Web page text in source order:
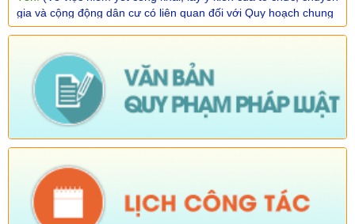
Ngày ban hành: (25/02/2026)
Số:Số: 01/2026/QĐ-UBND
(QUYẾT ĐỊNH Quyết định bãi bỏ Quyết định số
01/2025/QĐ-UBND ngày 01 tháng 07 năm 2025 của Ủy ban
nhân dân xã ban hành quy chế làm việc của Ủy ban nhân dân
xã Dào San, nhiệm kỳ 2021-2026)
Ngày ban hành: (06/02/2026) - Ngày hiệu lực: (04/02/2026)
Ngày ban hành: (23/01/2026)
Tên:
(Kế hoạch triển khai thực hiện dự án 1 Hỗ trợ đất ở xã Dào